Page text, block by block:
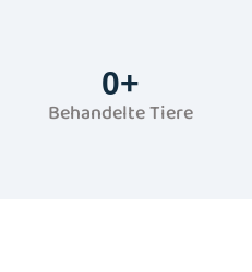
0+
Behandelte Tiere